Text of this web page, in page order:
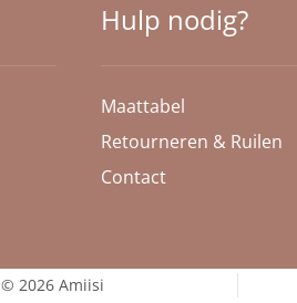
Hulp nodig?
Maattabel
Retourneren & Ruilen
Contact
© 2026 Amiisi